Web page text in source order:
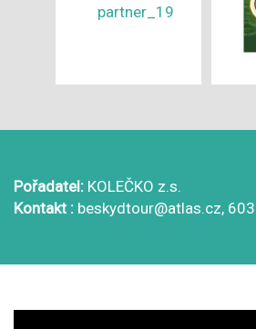
Pořadatel: KOLEČKO z.s.
Kontakt : beskydtour@atlas.cz,